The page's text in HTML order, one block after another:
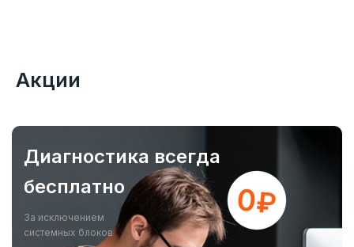
Акции
Диагностика всегда
бесплатно
За исключением
системных блоков